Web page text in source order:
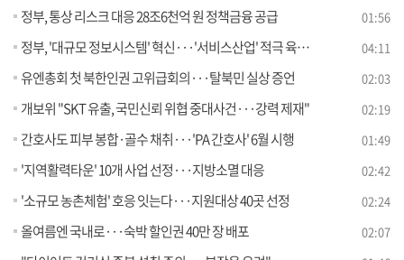
정부, 통상 리스크 대응 28조6천억 원 정책금융 공급 01:56
정부, '대규모 정보시스템' 혁신···'서비스산업' 적극 육성 [뉴스의 맥] 04:11
유엔총회 첫 북한인권 고위급회의···탈북민 실상 증언 02:03
개보위 "SKT 유출, 국민신뢰 위협 중대사건···강력 제재" 02:19
간호사도 피부 봉합·골수 채취···'PA 간호사' 6월 시행 01:49
'지역활력타운' 10개 사업 선정···지방소멸 대응 02:42
'소규모 농촌체험' 호응 잇는다···지원대상 40곳 선정 02:24
올여름엔 국내로···숙박 할인권 40만 장 배포 02:07